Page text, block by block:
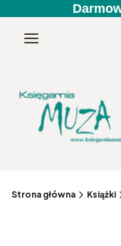
Menu
Strona główna Książki